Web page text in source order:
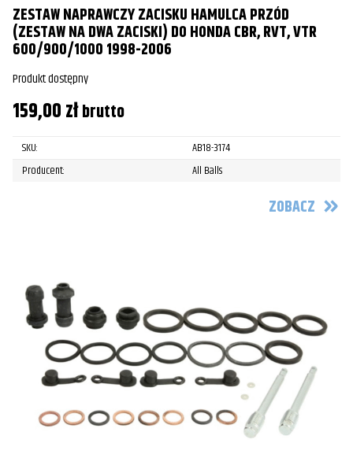
ZESTAW NAPRAWCZY ZACISKU HAMULCA PRZÓD
(ZESTAW NA DWA ZACISKI) DO HONDA CBR, RVT, VTR
600/900/1000 1998-2006
Produkt dostępny
159,00złbrutto
SKU:
AB18-3174
Producent:
All Balls
ZOBACZ